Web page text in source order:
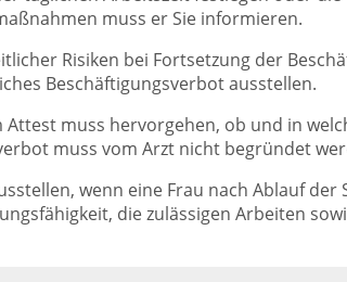
muss er Sie informieren.
Risiken bei Fortsetzung der
Beschäftigungsverbot ausstellen.
muss hervorgehen, ob und in
muss vom Arzt nicht begründet
wenn eine Frau nach Ablauf
die zulässigen Arbeiten